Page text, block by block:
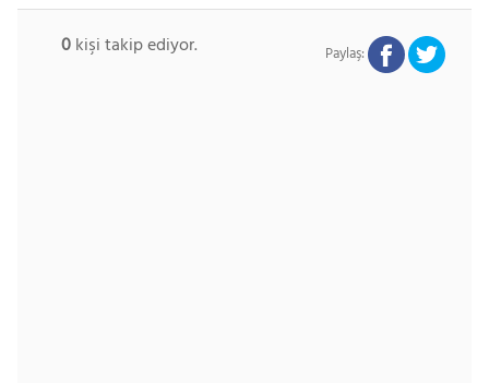
0kişi takip ediyor. Paylaş: